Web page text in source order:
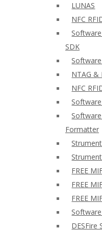
LUNAS
NFC
SDK
NTAG &
NFC
Formatter
FREE
FREE
FREE
DESFire